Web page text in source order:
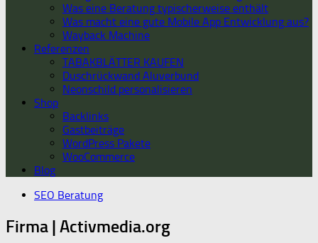
Was eine Beratung typischerweise enthält
Was macht eine gute Mobile App Entwicklung aus?
Wayback Machine
Referenzen
TABAKBLÄTTER KAUFEN
Duschrückwand Aluverbund
Neonschild personalisieren
Shop
Backlinks
Gastbeiträge
WordPress Pakete
WooCommerce
Blog
SEO Beratung
Firma | Activmedia.org